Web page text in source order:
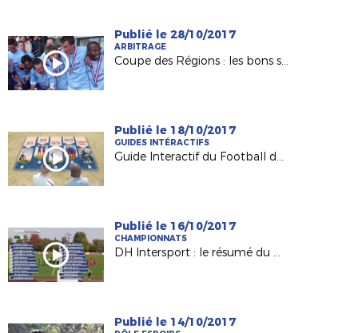
Publié le 28/10/2017
ARBITRAGE
Coupe des Régions : les bons souvenirs d'Alban Atonatty
Publié le 18/10/2017
GUIDES INTÉRACTIFS
Guide Interactif du Football des Enfants (GIFE)
Publié le 16/10/2017
CHAMPIONNATS
DH Intersport : le résumé du match SO Maine / Anc. Château-Gontier
Publié le 14/10/2017